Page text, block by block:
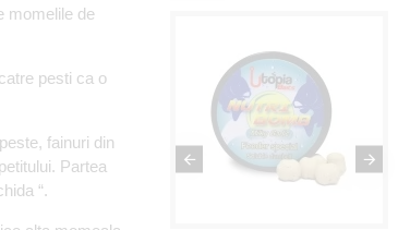
momelile de
pesti ca o
fainuri din
Partea
“.